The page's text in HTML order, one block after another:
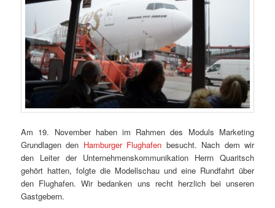
Am 19. November haben im Rahmen des Moduls Marketing
Grundlagen den Hamburger Flughafen besucht. Nach dem wir
den Leiter der Unternehmenskommunikation Herrn Quaritsch
gehört hatten, folgte die Modellschau und eine Rundfahrt über
den Flughafen. Wir bedanken uns recht herzlich bei unseren
Gastgebern.